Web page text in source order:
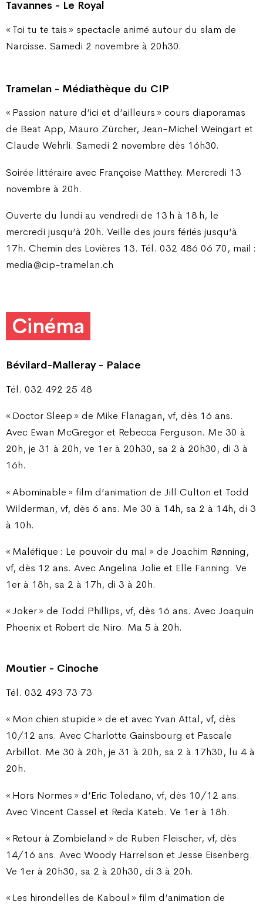
Tavannes - Le Royal
« Toi tu te tais » spectacle animé autour du slam de
Narcisse. Samedi 2 novembre à 20h30.
Tramelan - Médiathèque du CIP
« Passion nature d’ici et d’ailleurs » cours diaporamas
de Beat App, Mauro Zürcher, Jean-Michel Weingart et
Claude Wehrli. Samedi 2 novembre dès 16h30.
Soirée littéraire avec Françoise Matthey. Mercredi 13
novembre à 20h.
Ouverte du lundi au vendredi de 13 h à 18 h, le
mercredi jusqu’à 20h. Veille des jours fériés jusqu’à
17h. Chemin des Lovières 13. Tél. 032 486 06 70, mail :
media@cip-tramelan.ch
Cinéma
Bévilard-Malleray - Palace
Tél. 032 492 25 48
« Doctor Sleep » de Mike Flanagan, vf, dès 16 ans.
Avec Ewan McGregor et Rebecca Ferguson. Me 30 à
20h, je 31 à 20h, ve 1er à 20h30, sa 2 à 20h30, di 3 à
16h.
« Abominable » film d’animation de Jill Culton et Todd
Wilderman, vf, dès 6 ans. Me 30 à 14h, sa 2 à 14h, di 3
à 10h.
« Maléfique : Le pouvoir du mal » de Joachim Rønning,
vf, dès 12 ans. Avec Angelina Jolie et Elle Fanning. Ve
1er à 18h, sa 2 à 17h, di 3 à 20h.
« Joker » de Todd Phillips, vf, dès 16 ans. Avec Joaquin
Phoenix et Robert de Niro. Ma 5 à 20h.
Moutier - Cinoche
Tél. 032 493 73 73
« Mon chien stupide » de et avec Yvan Attal, vf, dès
10/12 ans. Avec Charlotte Gainsbourg et Pascale
Arbillot. Me 30 à 20h, je 31 à 20h, sa 2 à 17h30, lu 4 à
20h.
« Hors Normes » d’Eric Toledano, vf, dès 10/12 ans.
Avec Vincent Cassel et Reda Kateb. Ve 1er à 18h.
« Retour à Zombieland » de Ruben Fleischer, vf, dès
14/16 ans. Avec Woody Harrelson et Jesse Eisenberg.
Ve 1er à 20h30, sa 2 à 20h30, di 3 à 20h.
« Les hirondelles de Kaboul » film d’animation de